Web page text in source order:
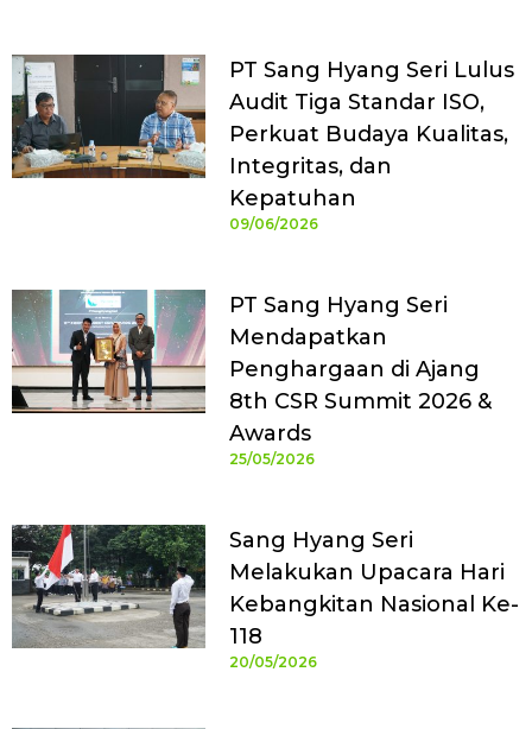
PT Sang Hyang Seri Lulus
Audit Tiga Standar ISO,
Perkuat Budaya Kualitas,
Integritas, dan
Kepatuhan
09/06/2026
PT Sang Hyang Seri
Mendapatkan
Penghargaan di Ajang
8th CSR Summit 2026 &
Awards
25/05/2026
Sang Hyang Seri
Melakukan Upacara Hari
Kebangkitan Nasional Ke-
118
20/05/2026